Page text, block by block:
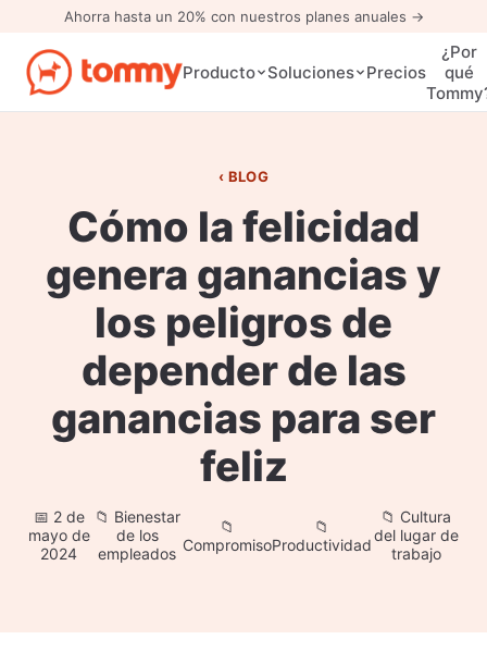
Ahorra hasta un 20% con nuestros planes anuales →
Producto Soluciones Precios
¿Por
qué
BLOG
Cómo la felicidad
genera ganancias y
los peligros de
depender de las
ganancias para ser
feliz
2 de
mayo de
2024
Bienestar
de los
empleados CompromisoProductividad
Cultura
del lugar de
trabajo